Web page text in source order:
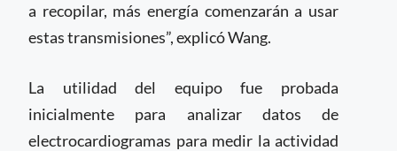
a recopilar, más energía comenzarán a usar
estas transmisiones”, explicó Wang.
La utilidad del equipo fue probada
inicialmente para analizar datos de
electrocardiogramas para medir la actividad